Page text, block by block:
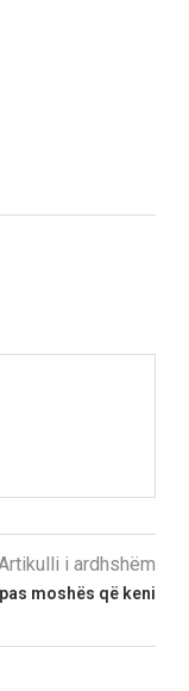
i ardhshëm
moshës që keni